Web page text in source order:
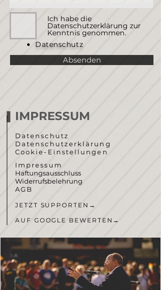
Ich habe die
Datenschutzerklärung zur
Kenntnis genommen.
Datenschutz
Absenden
IMPRESSUM
Datenschutz
Datenschutzerklärung
Cookie-Einstellungen
Impressum
Haftungsausschluss
Widerrufsbelehrung
AGB
JETZT SUPPORTEN →
AUF GOOGLE BEWERTEN →